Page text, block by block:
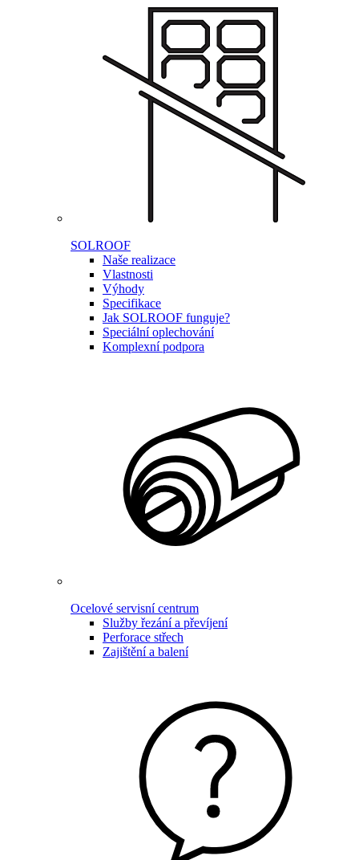
SOLROOF
Naše realizace
Vlastnosti
Výhody
Specifikace
Jak SOLROOF funguje?
Speciální oplechování
Komplexní podpora
Ocelové servisní centrum
Služby řezání a převíjení
Perforace střech
Zajištění a balení